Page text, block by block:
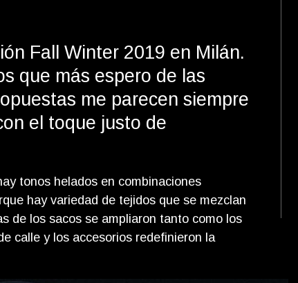
Fall Winter 2019 en Milán.
que más espero de las
me parecen siempre
el toque justo de
tonos helados en combinaciones
hay variedad de tejidos que se mezclan
de los sacos se ampliaron tanto como los
calle y los accesorios redefinieron la